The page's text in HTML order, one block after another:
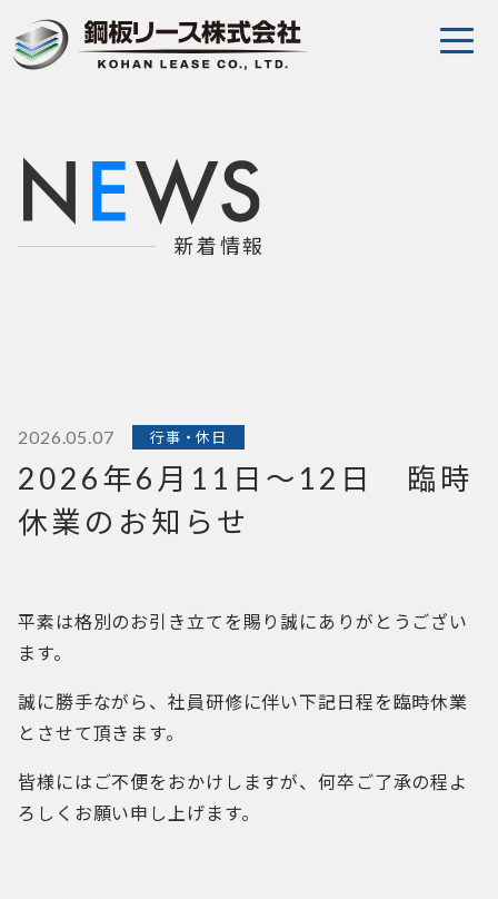
事業案内
採用情報
新着情報
2026.05.07 行事・休日
2026年6月11日～12日 臨時
休業のお知らせ
平素は格別のお引き立てを賜り誠にありがとうござい
ます。
誠に勝手ながら、社員研修に伴い下記日程を臨時休業
とさせて頂きます。
皆様にはご不便をおかけしますが、何卒ご了承の程よ
ろしくお願い申し上げます。